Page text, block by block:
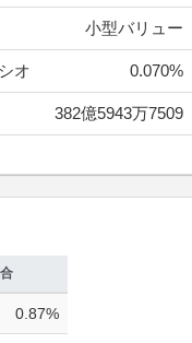
小型バリュー
オ 0.070%
382億5943万7509
0.87%